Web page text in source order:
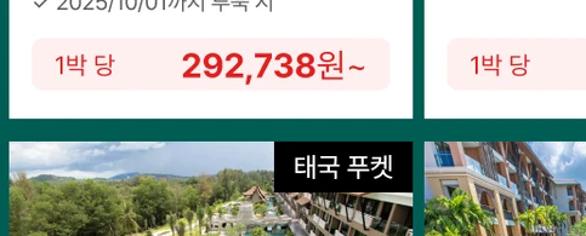
로그인하면 문의 내용을
비회원 문의 로그인하기
공유
카카오톡
페이스북
클립보드에 링크 복사